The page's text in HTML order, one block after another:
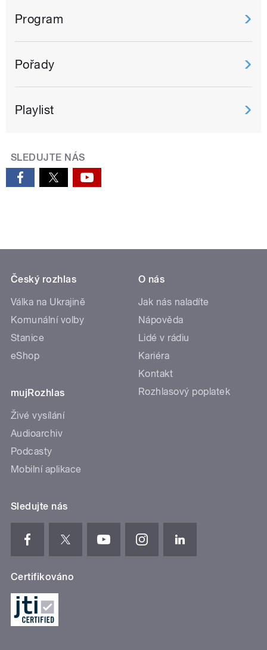
Program
Pořady
Playlist
SLEDUJTE NÁS
Český rozhlas
Válka na Ukrajině
Komunální volby
Stanice
eShop
mujRozhlas
Živé vysílání
Audioarchiv
Podcasty
Mobilní aplikace
O nás
Jak nás naladíte
Nápověda
Lidé v rádiu
Kariéra
Kontakt
Rozhlasový poplatek
Sledujte nás
Certifikováno